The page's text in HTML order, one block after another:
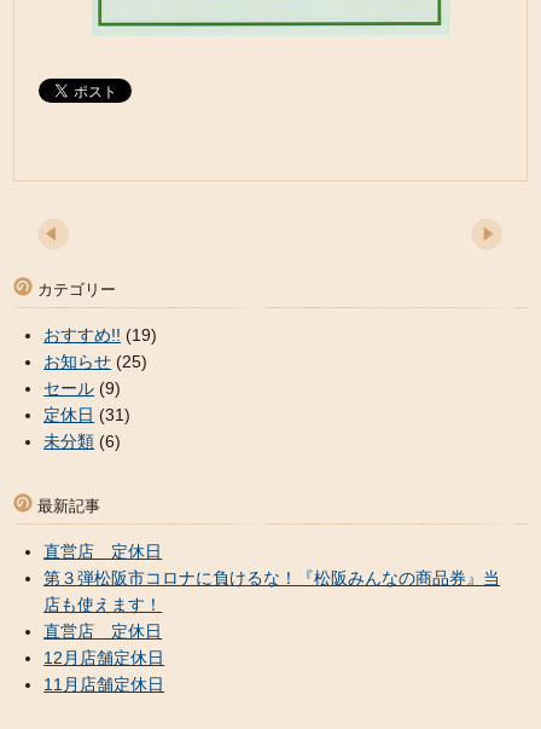
カテゴリー
おすすめ!! (19)
お知らせ (25)
セール (9)
定休日 (31)
未分類 (6)
最新記事
直営店 定休日
第３弾松阪市コロナに負けるな！『松阪みんなの商品券』当
店も使えます！
直営店 定休日
12月店舗定休日
11月店舗定休日